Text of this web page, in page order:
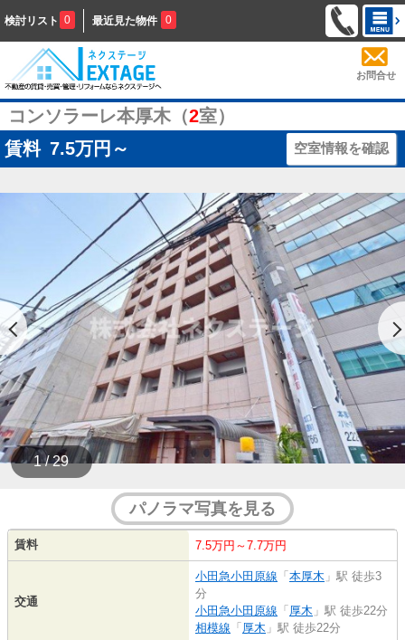
検討リスト 0 最近見た物件 0
お問合せ
コンソラーレ本厚木（2室）
賃料 7.5万円～ 空室情報を確認
1 / 29
パノラマ写真を見る
賃料 7.5万円～7.7万円
交通
小田急小田原線 「 本厚木 」駅 徒歩3
分
小田急小田原線 「 厚木 」駅 徒歩22分
相模線 「 厚木 」駅 徒歩22分